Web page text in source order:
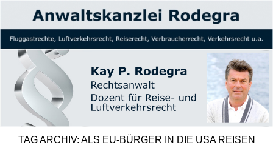
TAG ARCHIV: ALS EU-BÜRGER IN DIE USA REISEN